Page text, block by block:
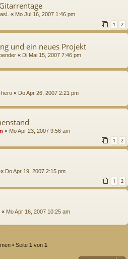
« Mo Jul 16, 2007 1:46 pm
1 2
und ein neues Projekt
« Di Mai 15, 2007 7:46 pm
hero « Do Apr 26, 2007 2:21 pm
« Mo Apr 23, 2007 9:56 am
1 2
« Do Apr 19, 2007 2:15 pm
1 2
« Mo Apr 16, 2007 10:25 am
• Seite 1 von 1